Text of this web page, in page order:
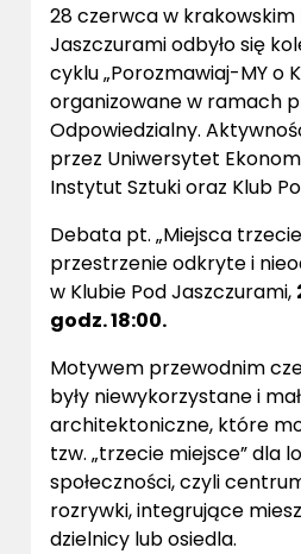
28 czerwca w krakowskim
Jaszczurami odbyło się
cyklu „Porozmawiaj-MY o
organizowane w ramach
Odpowiedzialny.
przez Uniwersytet
Instytut Sztuki oraz Klub
Debata pt. „Miejsca
przestrzenie odkryte i
w Klubie Pod Jaszczurami,
godz. 18:00.
Motywem przewodnim
były niewykorzystane i
architektoniczne, które
tzw. „trzecie miejsce” dla
społeczności, czyli
rozrywki, integrujące
dzielnicy lub osiedla.